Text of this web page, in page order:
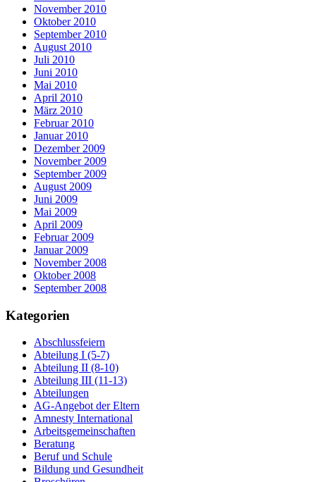
November 2010
Oktober 2010
September 2010
August 2010
Juli 2010
Juni 2010
Mai 2010
April 2010
März 2010
Februar 2010
Januar 2010
Dezember 2009
November 2009
September 2009
August 2009
Juni 2009
Mai 2009
April 2009
Februar 2009
Januar 2009
November 2008
Oktober 2008
September 2008
Kategorien
Abschlussfeiern
Abteilung I (5-7)
Abteilung II (8-10)
Abteilung III (11-13)
Abteilungen
AG-Angebot der Eltern
Amnesty International
Arbeitsgemeinschaften
Beratung
Beruf und Schule
Bildung und Gesundheit